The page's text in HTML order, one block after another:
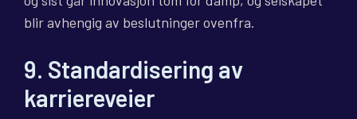
blir avhengig av beslutninger ovenfra.
9. Standardisering av
karriereveier